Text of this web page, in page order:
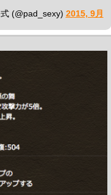
(@pad_sexy) 2015, 9月